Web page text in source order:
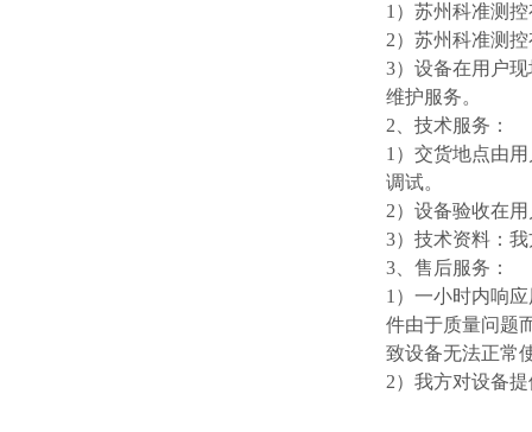
1）苏州科准测
2）苏州科准测
3）设备在用户
维护服务。
2、技术服务：
1）交货地点由
调试。
2）设备验收在
3）技术资料：
3、售后服务：
1）一小时内响
件由于质量问题
致设备无法正常
2）我方对设备